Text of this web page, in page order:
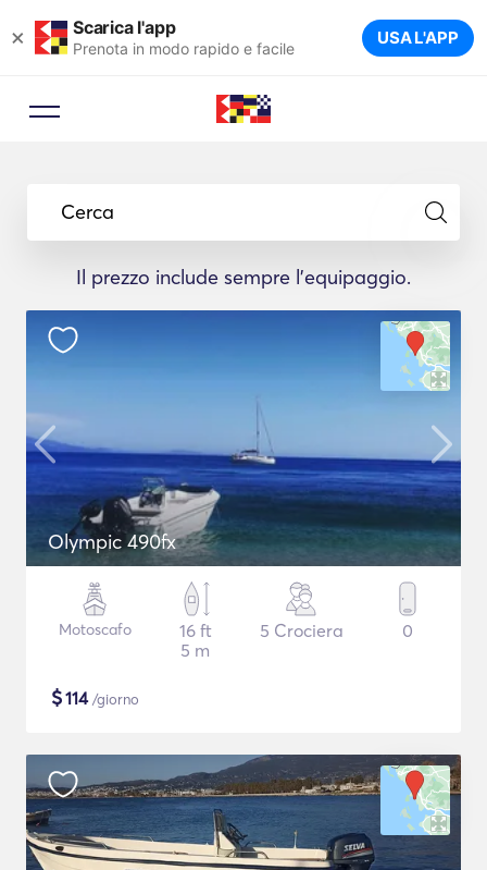
× Scarica l'app
Prenota in modo rapido e facile USA L'APP
Cerca
Il prezzo include sempre l'equipaggio.
Olympic 490fx
Motoscafo
16 ft
5 m
5 Crociera 0
$114/giorno